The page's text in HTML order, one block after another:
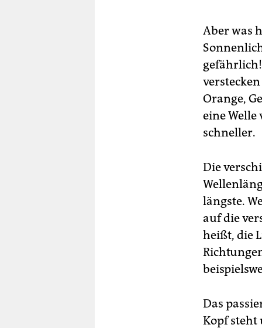
Aber was
Orange,
eine
schneller.
Die
längste.
auf die
heißt, die
Das
Kopf steht